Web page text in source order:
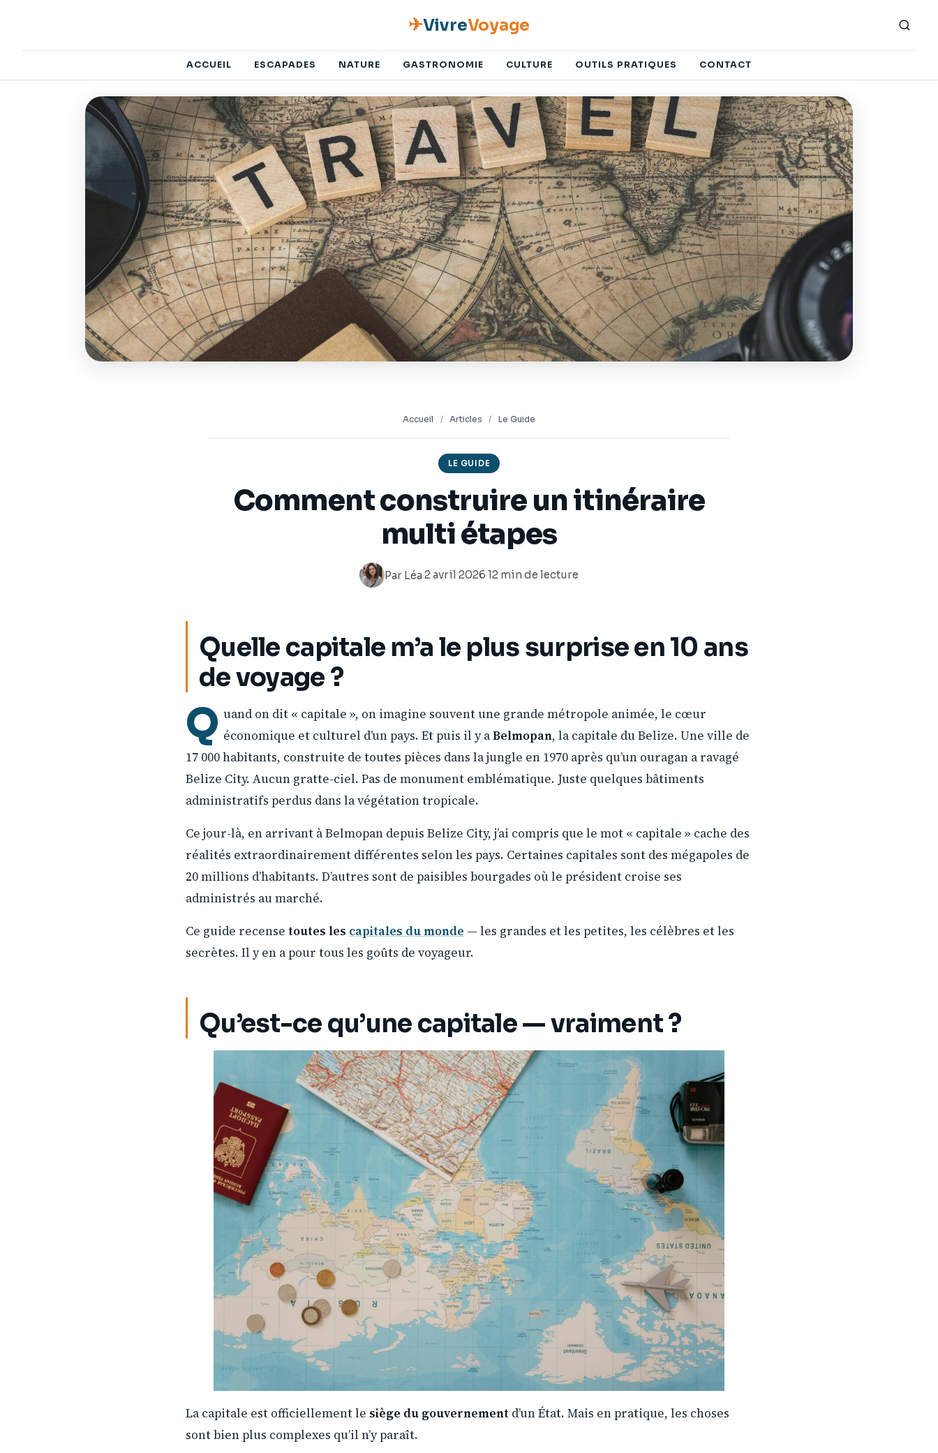
✈VivreVoyage
ACCUEIL ESCAPADES NATURE GASTRONOMIE CULTURE OUTILS PRATIQUES CONTACT
Accueil / Articles / Le Guide
LE GUIDE
Comment construire un itinéraire
multi étapes
Par Léa·2 avril 2026·12 min de lecture
Quelle capitale m’a le plus surprise en 10 ans
de voyage ?
Q uand on dit « capitale », on imagine souvent une grande métropole animée, le cœur
économique et culturel d’un pays. Et puis il y aBelmopan, la capitale du Belize. Une ville de
17 000 habitants, construite de toutes pièces dans la jungle en 1970 après qu’un ouragan a ravagé
Belize City. Aucun gratte-ciel. Pas de monument emblématique. Juste quelques bâtiments
administratifs perdus dans la végétation tropicale.
Ce jour-là, en arrivant à Belmopan depuis Belize City, j’ai compris que le mot « capitale » cache des
réalités extraordinairement différentes selon les pays. Certaines capitales sont des mégapoles de
20 millions d’habitants. D’autres sont de paisibles bourgades où le président croise ses
administrés au marché.
Ce guide recense toutes les capitales du monde — les grandes et les petites, les célèbres et les
secrètes. Il y en a pour tous les goûts de voyageur.
Qu’est-ce qu’une capitale — vraiment ?
La capitale est officiellement le siège du gouvernement d’un État. Mais en pratique, les choses
sont bien plus complexes qu’il n’y paraît.